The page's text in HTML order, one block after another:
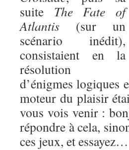
suite The Fate of
Atlantis (sur un
scénario inédit),
consistaient en la
résolution
d’énigmes logiques
moteur du plaisir
vous vois venir :
répondre à cela,
ces jeux, et